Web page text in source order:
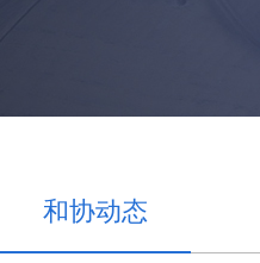
和协动态